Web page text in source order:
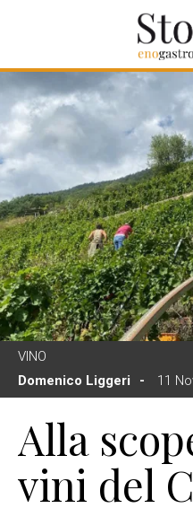
VINO
Domenico Liggeri
11
Alla
vini del